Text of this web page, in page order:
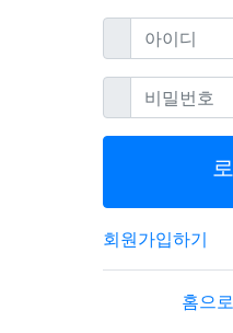
아이디필수
비밀번호필수
회원가입하기
홈으